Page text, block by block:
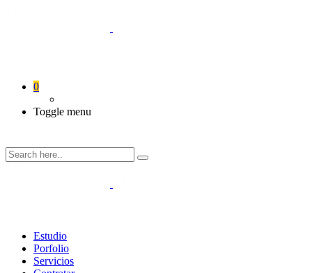
0
Toggle menu
Estudio
Porfolio
Servicios